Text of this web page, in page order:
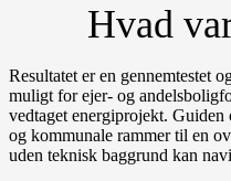
Hvad
Resultatet er en gennemtestet
muligt for ejer- og
vedtaget energiprojekt.
og kommunale rammer til en
uden teknisk baggrund kan